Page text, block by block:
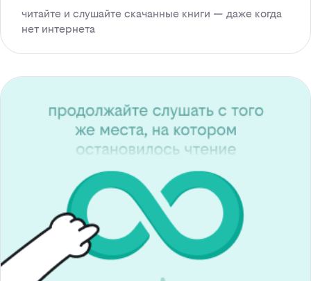
читайте и слушайте скачанные книги — даже когда
нет интернета